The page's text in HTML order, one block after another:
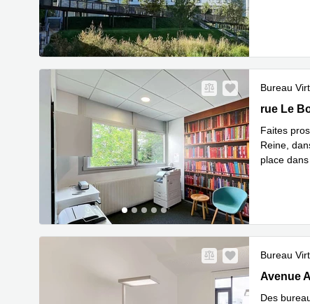
Bureau
7, rue Le
rue Le
Faites
Reine,
place
Bureau
191
Avenue
Des